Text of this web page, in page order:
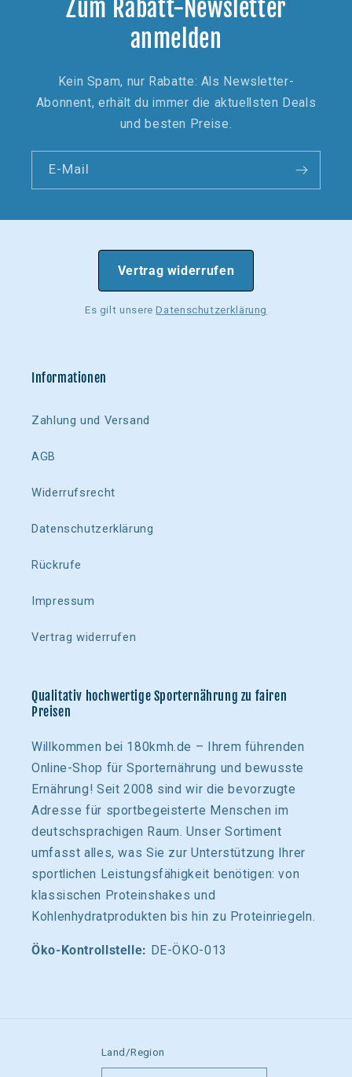
Zum Rabatt-Newsletter
anmelden
Kein Spam, nur Rabatte: Als Newsletter-
Abonnent, erhält du immer die aktuellsten Deals
und besten Preise.
E-Mail
Vertrag widerrufen
Es gilt unsereDatenschutzerklärung
Informationen
Zahlung und Versand
AGB
Widerrufsrecht
Datenschutzerklärung
Rückrufe
Impressum
Vertrag widerrufen
Qualitativ hochwertige Sporternährung zu fairen
Preisen
Willkommen bei 180kmh.de – Ihrem führenden
Online-Shop für Sporternährung und bewusste
Ernährung! Seit 2008 sind wir die bevorzugte
Adresse für sportbegeisterte Menschen im
deutschsprachigen Raum. Unser Sortiment
umfasst alles, was Sie zur Unterstützung Ihrer
sportlichen Leistungsfähigkeit benötigen: von
klassischen Proteinshakes und
Kohlenhydratprodukten bis hin zu Proteinriegeln.
Öko-Kontrollstelle: DE-ÖKO-013
Land/Region